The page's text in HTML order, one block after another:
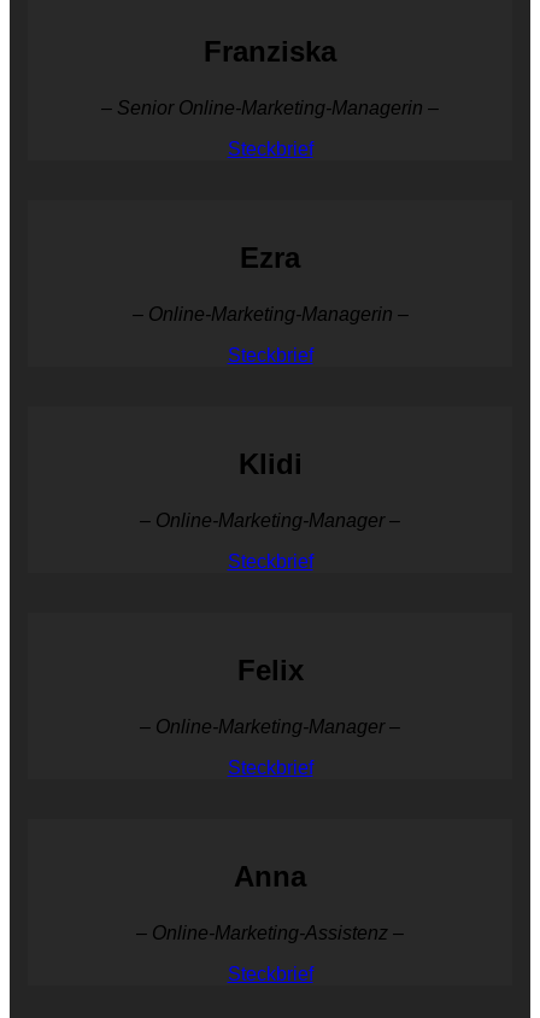
Franziska
– Senior Online-Marketing-Managerin –
Steckbrief
Ezra
– Online-Marketing-Managerin –
Steckbrief
Klidi
– Online-Marketing-Manager –
Steckbrief
Felix
– Online-Marketing-Manager –
Steckbrief
Anna
– Online-Marketing-Assistenz –
Steckbrief